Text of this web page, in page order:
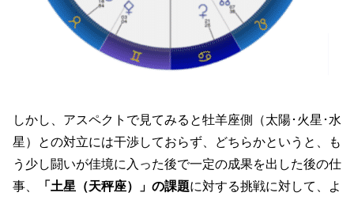
しかし、アスペクトで見てみると牡羊座側（太陽･火星･水
星）との対立には干渉しておらず、どちらかというと、も
う少し闘いが佳境に入った後で一定の成果を出した後の仕
事、
「土星（天秤座）」の課題に対する挑戦に対して、よ